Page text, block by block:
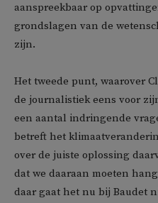
aanspreekbaar op
grondslagen van de
zijn.
Het tweede punt, waarover
de journalistiek eens voor
een aantal indringende
betreft het
over de juiste oplossing
dat we daaraan moeten
daar gaat het nu bij Baudet